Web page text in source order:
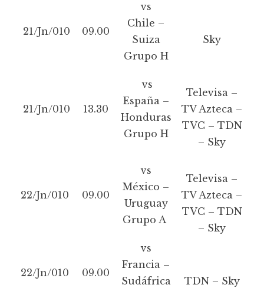
21/Jn/010 09.00
vs
Chile –
Suiza
Grupo H
Sky
21/Jn/010 13.30
vs
España –
Honduras
Grupo H
Televisa –
TV Azteca –
TVC – TDN
– Sky
22/Jn/010 09.00
vs
México –
Uruguay
Grupo A
Televisa –
TV Azteca –
TVC – TDN
– Sky
22/Jn/010 09.00
vs
Francia –
Sudáfrica
TDN – Sky